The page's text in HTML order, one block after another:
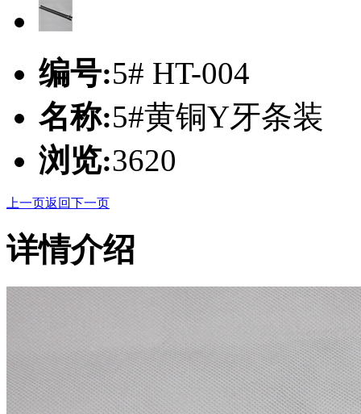
编号:5# HT-004
名称:5#黄铜Y牙条装
浏览:3620
上一页返回下一页
详情介绍